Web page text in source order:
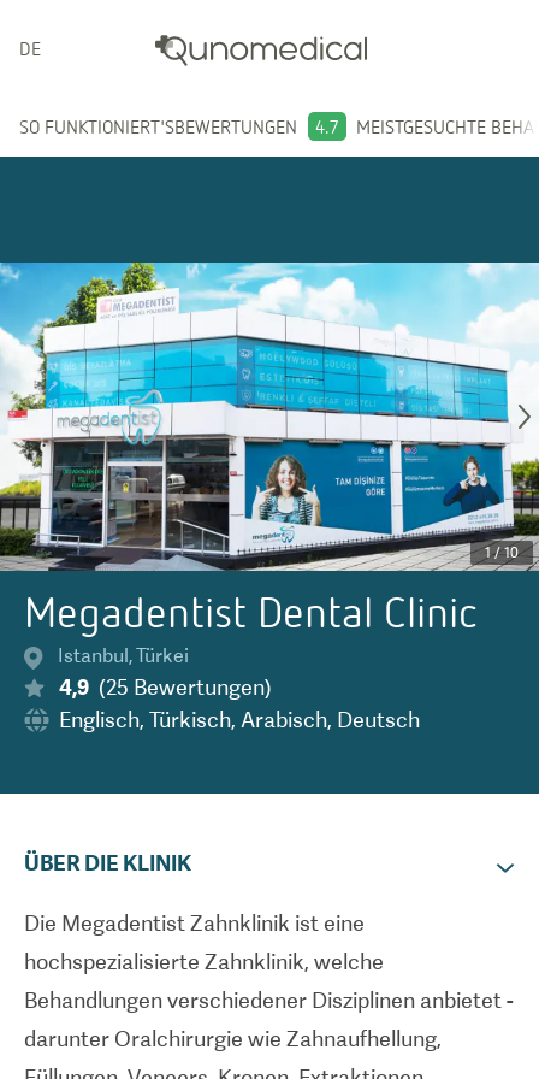
DEUTSCH
SO FUNKTIONIERT'SBEWERTUNGEN 4.7 MEISTGESUCHTE
1/10
Megadentist Dental Clinic
Istanbul,Türkei
4,9 (25 Bewertungen)
Englisch, Türkisch, Arabisch, Deutsch
ÜBER DIE KLINIK
Die Megadentist Zahnklinik ist eine
hochspezialisierte Zahnklinik, welche
Behandlungen verschiedener Disziplinen anbietet -
darunter Oralchirurgie wie Zahnaufhellung,